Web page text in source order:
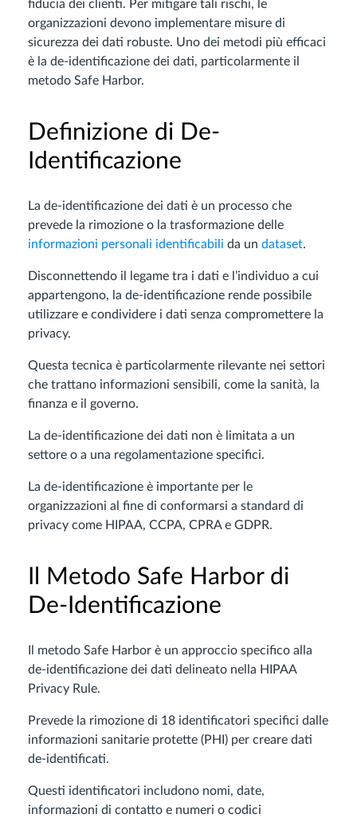
fiducia dei clienti. Per mitigare tali rischi, le
organizzazioni devono implementare misure di
sicurezza dei dati robuste. Uno dei metodi più efficaci
è la de-identificazione dei dati, particolarmente il
metodo Safe Harbor.
Definizione di De-
Identificazione
La de-identificazione dei dati è un processo che
prevede la rimozione o la trasformazione delle
informazioni personali identificabili da un dataset.
Disconnettendo il legame tra i dati e l’individuo a cui
appartengono, la de-identificazione rende possibile
utilizzare e condividere i dati senza compromettere la
privacy.
Questa tecnica è particolarmente rilevante nei settori
che trattano informazioni sensibili, come la sanità, la
finanza e il governo.
La de-identificazione dei dati non è limitata a un
settore o a una regolamentazione specifici.
La de-identificazione è importante per le
organizzazioni al fine di conformarsi a standard di
privacy come HIPAA, CCPA, CPRA e GDPR.
Il Metodo Safe Harbor di
De-Identificazione
Il metodo Safe Harbor è un approccio specifico alla
de-identificazione dei dati delineato nella HIPAA
Privacy Rule.
Prevede la rimozione di 18 identificatori specifici dalle
informazioni sanitarie protette (PHI) per creare dati
de-identificati.
Questi identificatori includono nomi, date,
informazioni di contatto e numeri o codici